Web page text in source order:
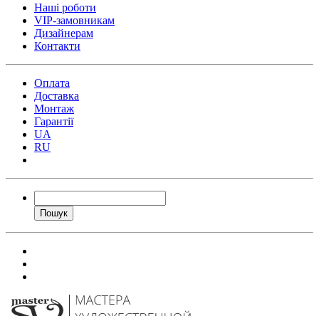
Наші роботи
VIP-замовникам
Дизайнерам
Контакти
Оплата
Доставка
Монтаж
Гарантії
UA
RU
Пошук